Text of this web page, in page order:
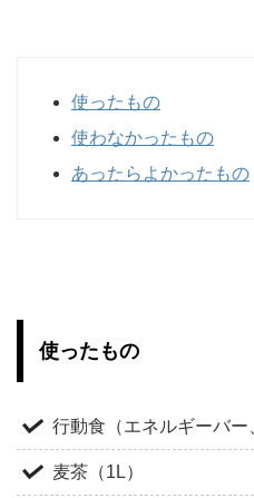
使ったもの
使わなかったもの
あったらよかったもの
使ったもの
行動食（エネルギーバー
麦茶（1L）